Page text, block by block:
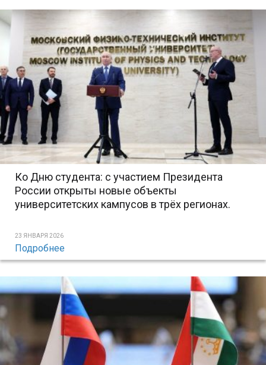
Ко Дню студента: с участием Президента
России открыты новые объекты
университетских кампусов в трёх регионах.
23 ЯНВАРЯ 2026
Подробнее